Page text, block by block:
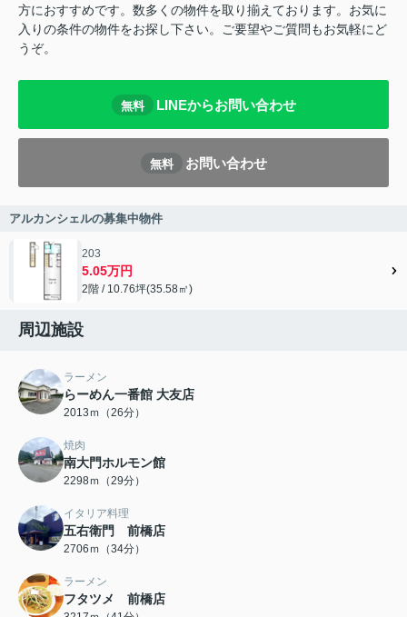
方におすすめです。数多くの物件を取り揃えております。お気に
入りの条件の物件をお探し下さい。ご要望やご質問もお気軽にど
うぞ。
無料 LINEからお問い合わせ
無料 お問い合わせ
アルカンシェルの募集中物件
203
5.05万円
2階 / 10.76坪(35.58㎡)
周辺施設
ラーメン
らーめん一番館 大友店
2013ｍ（26分）
焼肉
南大門ホルモン館
2298ｍ（29分）
イタリア料理
五右衛門 前橋店
2706ｍ（34分）
ラーメン
フタツメ 前橋店